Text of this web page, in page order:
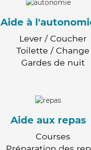
Aide à
Lever / Coucher
Toilette / Change
Gardes de nuit
Aide aux repas
Courses